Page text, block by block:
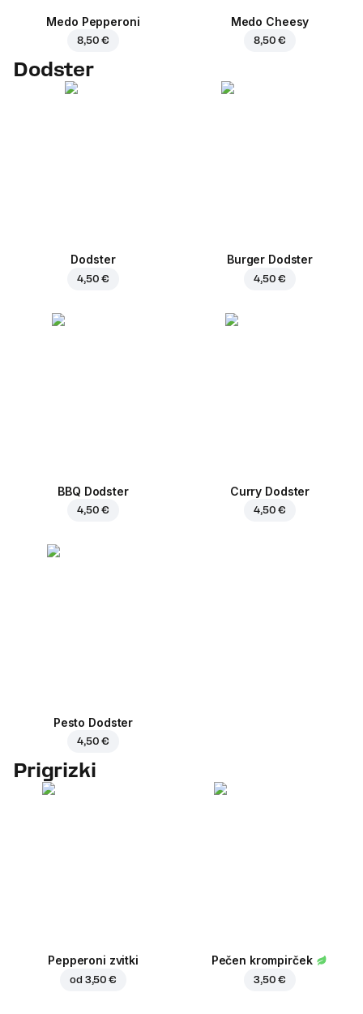
Medo Pepperoni
8,50 €
Medo Cheesy
8,50 €
Dodster
Dodster
4,50 €
Burger Dodster
4,50 €
BBQ Dodster
4,50 €
Curry Dodster
4,50 €
Pesto Dodster
4,50 €
Prigrizki
Pepperoni zvitki
od 3,50 €
Pečen krompirček
3,50 €